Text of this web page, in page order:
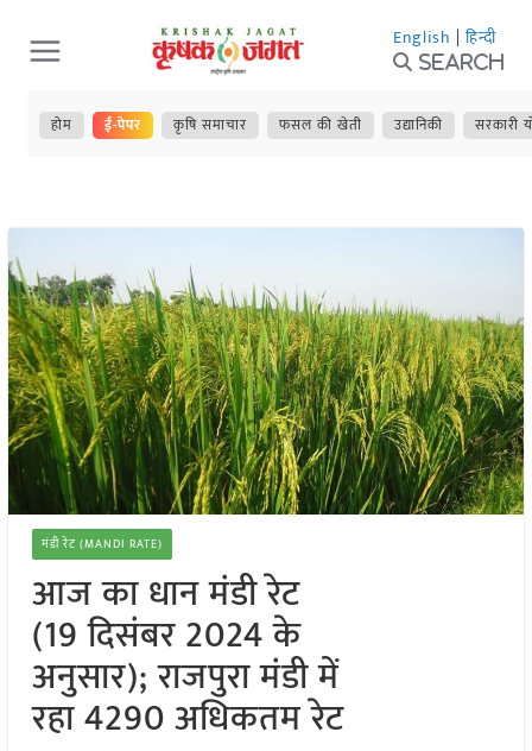
Skip
to
content
English | हिन्दी
Search
होम ई-पेपर कृषि समाचार फसल की खेती उद्यानिकी सरकारी
मंडी रेट (MANDI RATE)
आज का धान मंडी रेट
(19 दिसंबर 2024 के
अनुसार); राजपुरा मंडी में
रहा 4290 अधिकतम रेट